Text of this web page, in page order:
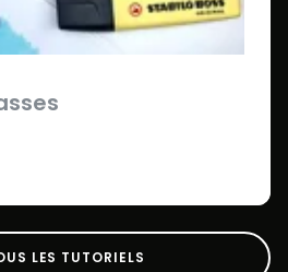
LES TUTORIELS